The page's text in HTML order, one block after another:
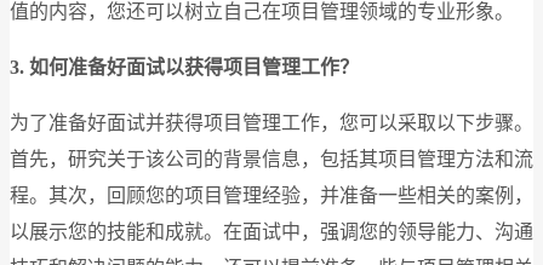
值的内容，您还可以树立自己在项目管理领域的专业形象。
3. 如何准备好面试以获得项目管理工作？
为了准备好面试并获得项目管理工作，您可以采取以下步骤。
首先，研究关于该公司的背景信息，包括其项目管理方法和流
程。其次，回顾您的项目管理经验，并准备一些相关的案例，
以展示您的技能和成就。在面试中，强调您的领导能力、沟通